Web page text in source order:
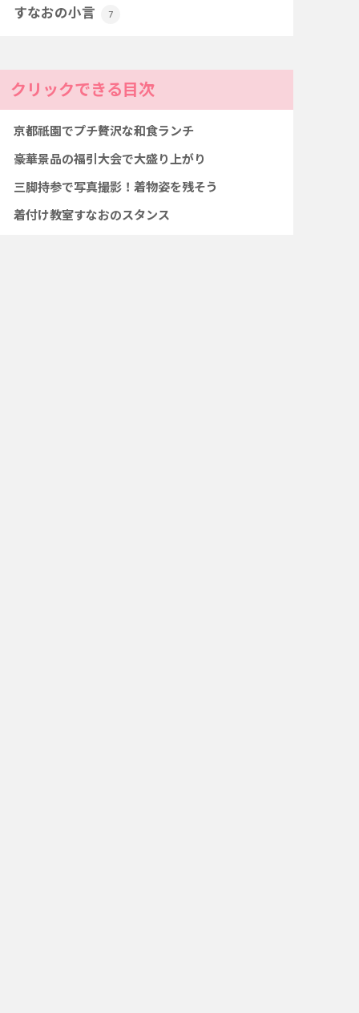
すなおの小言 7
クリックできる目次
京都祇園でプチ贅沢な和食ランチ
豪華景品の福引大会で大盛り上がり
三脚持参で写真撮影！着物姿を残そう
着付け教室すなおのスタンス